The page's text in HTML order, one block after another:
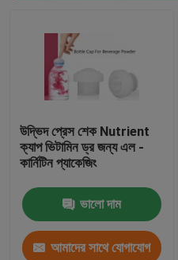
উদ্ভিদ প্রেস শেক Nutrient
ক্যাপ ভিটামিন ড্র জন্য এল -
কার্নিটিন প্যাকেজিং
ভালো দাম
আমাদের সাথে যোগাযোগ